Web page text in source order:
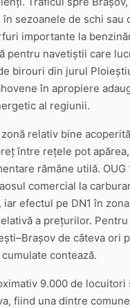
sezoanele de schi sau
importante la
pentru navetiștii care
birouri din jurul
în apropiere
al regiunii.
relativ bine
între rețele pot
rămâne utilă. OUG
comercial la
iar efectul pe DN1 în
a prețurilor.
de câteva ori
contează.
9.000 de locuitori
fiind una dintre